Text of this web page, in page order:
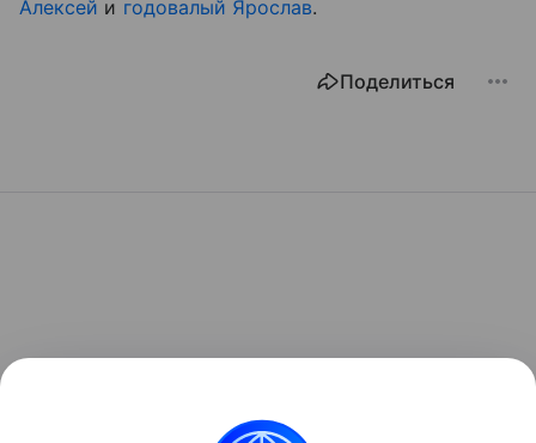
Алексей и годовалый Ярослав.
Поделиться